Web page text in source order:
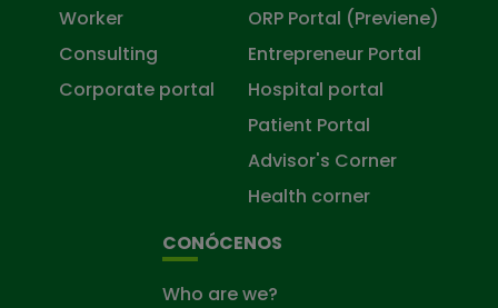
Worker
Consulting
Corporate portal
ORP Portal (Previene)
Entrepreneur Portal
Hospital portal
Patient Portal
Advisor's Corner
Health corner
CONÓCENOS
Who are we?